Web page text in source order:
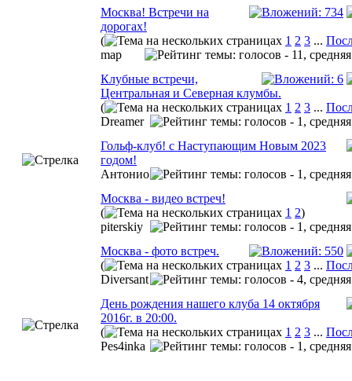
Москва! Встречи на
дорогах!
(
1 2 3 ...
map
Клубные встречи,
Центральная и Северная клумбы.
(
1 2 3 ...
Dreamer
Гольф-клуб! с Наступающим Новым 2023
годом!
Aнтонио
Москва - видео встреч!
(
1 2)
piterskiy
Москва - фото встреч.
(
1 2 3 ...
Diversant
День рождения нашего клуба 14 октября
2016г. в 20:00.
(
1 2 3 ...
Pes4inka